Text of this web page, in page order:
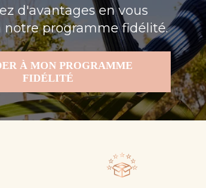
d'avantages en vous
notre programme fidélité.
À MON PROGRAMME
FIDÉLITÉ